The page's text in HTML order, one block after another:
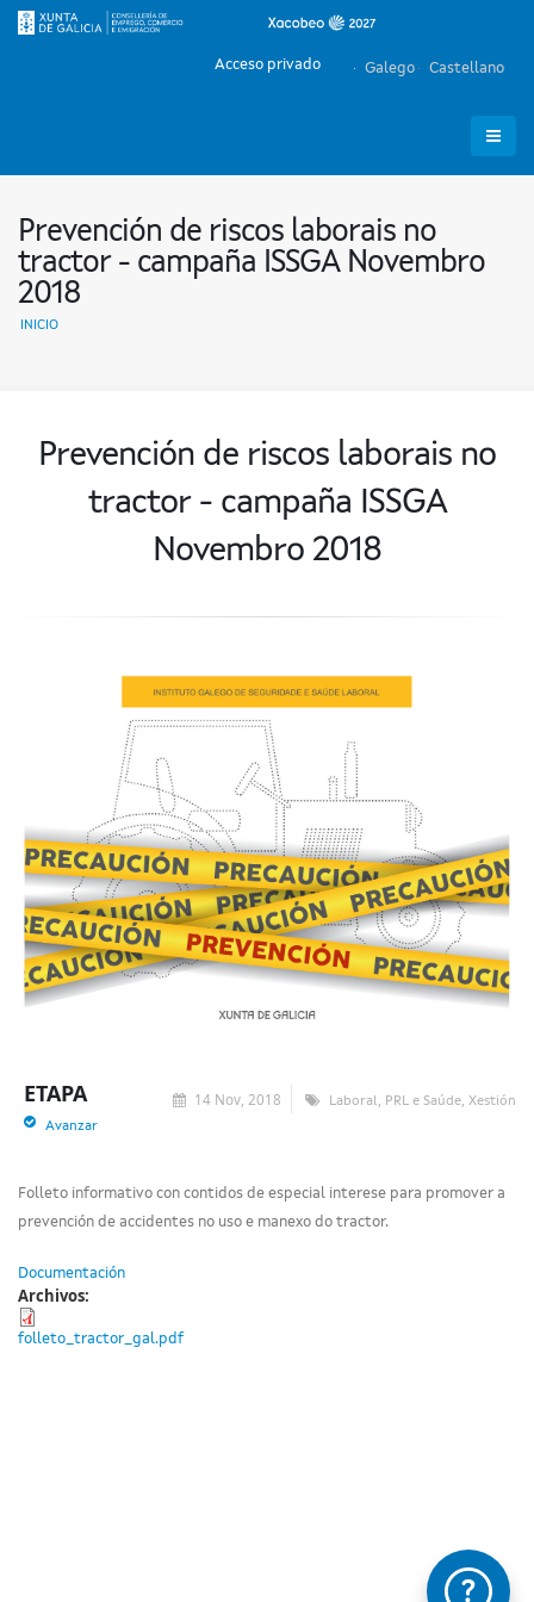
Galego Castellano
Acceso privado
Prevención de riscos laborais no
tractor - campaña ISSGA Novembro
2018
INICIO
Prevención de riscos laborais no
tractor - campaña ISSGA
Novembro 2018
14 Nov, 2018 Laboral PRL e Saúde Xestión
ETAPA
Avanzar
Folleto informativo con contidos de especial interese para promover a
prevención de accidentes no uso e manexo do tractor.
Documentación
Archivos:
folleto_tractor_gal.pdf